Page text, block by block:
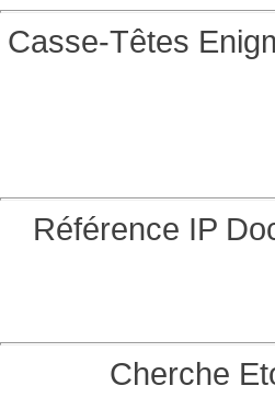
Casse-Têtes
Référence IP
Cherche